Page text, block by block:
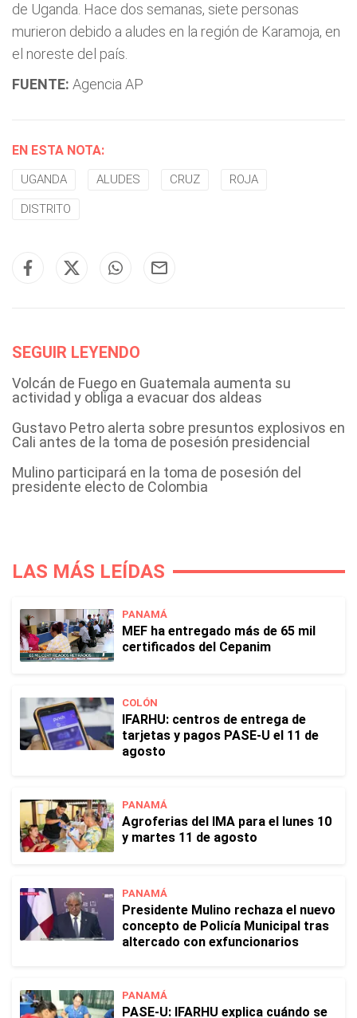
de Uganda. Hace dos semanas, siete personas
murieron debido a aludes en la región de Karamoja, en
el noreste del país.
FUENTE: Agencia AP
EN ESTA NOTA:
UGANDA ALUDES CRUZ ROJA
DISTRITO
SEGUIR LEYENDO
Volcán de Fuego en Guatemala aumenta su
actividad y obliga a evacuar dos aldeas
Gustavo Petro alerta sobre presuntos explosivos en
Cali antes de la toma de posesión presidencial
Mulino participará en la toma de posesión del
presidente electo de Colombia
LAS MÁS LEÍDAS
PANAMÁ
MEF ha entregado más de 65 mil
certificados del Cepanim
COLÓN
IFARHU: centros de entrega de
tarjetas y pagos PASE-U el 11 de
agosto
PANAMÁ
Agroferias del IMA para el lunes 10
y martes 11 de agosto
PANAMÁ
Presidente Mulino rechaza el nuevo
concepto de Policía Municipal tras
altercado con exfuncionarios
PANAMÁ
PASE-U: IFARHU explica cuándo se